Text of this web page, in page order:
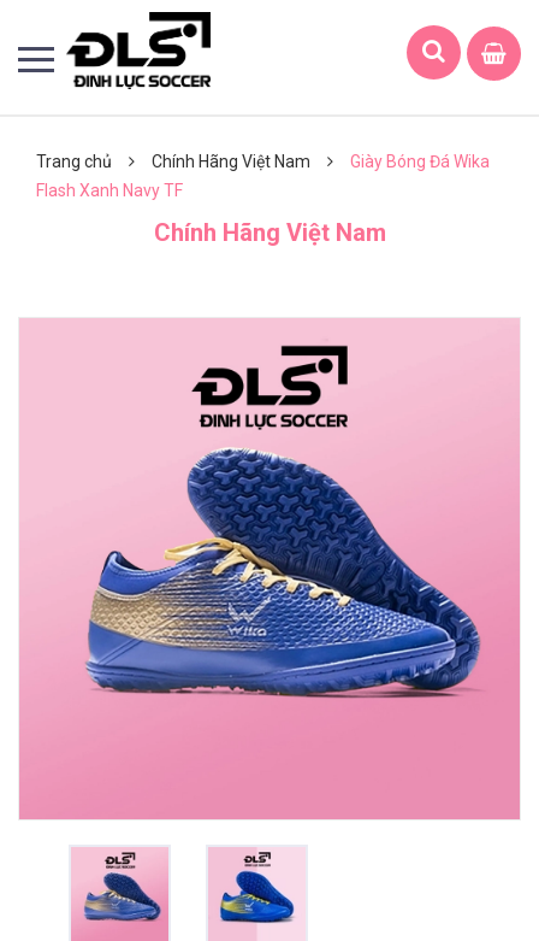
Trang chủ Chính Hãng Việt Nam
Giày Bóng Đá Wika
Flash Xanh Navy TF
Chính Hãng Việt Nam